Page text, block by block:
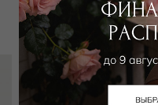
Вам может подойти